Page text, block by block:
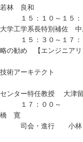
若林 良和
１５：１０～１５：
大学工学系長特別補佐
１５：３０～１７：
略の勧め 【エンジニアリ
一般社団法
技術アーキテクト
大阪大学 量
センター特任教授 大津
１７：００～
橋 寛
司会・進行 小林